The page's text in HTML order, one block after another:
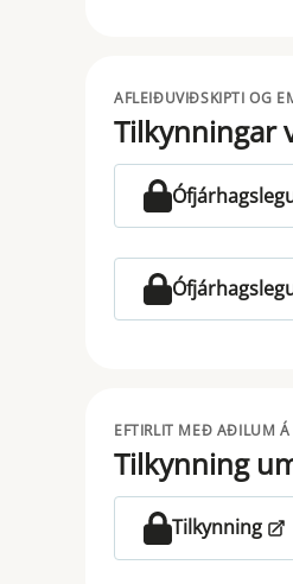
AFLEIÐUVIÐSKIPTI OG
Tilkynningar
EFTIRLIT MEÐ AÐILUM
Tilkynning
Tilkynning